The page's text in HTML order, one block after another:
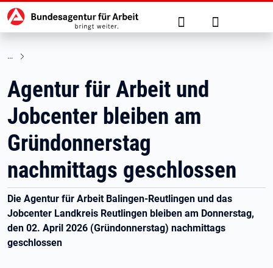
zu den Hauptinhalten springen
Hauptnavigation Suche Anmelden
Agentur für Arbeit und
Jobcenter bleiben am
Gründonnerstag
nachmittags geschlossen
Die Agentur für Arbeit Balingen-Reutlingen und das
Jobcenter Landkreis Reutlingen bleiben am Donnerstag,
den 02. April 2026 (Gründonnerstag) nachmittags
geschlossen